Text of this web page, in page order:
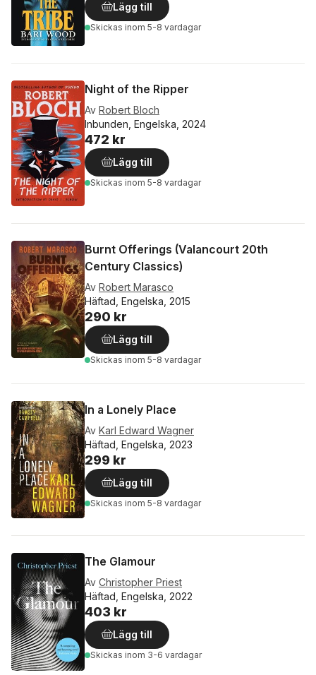
Lägg till
Skickas inom 5-8 vardagar
Night of the Ripper
Av Robert Bloch
Inbunden, Engelska, 2024
472 kr
Lägg till
Skickas inom 5-8 vardagar
Burnt Offerings (Valancourt 20th
Century Classics)
Av Robert Marasco
Häftad, Engelska, 2015
290 kr
Lägg till
Skickas inom 5-8 vardagar
In a Lonely Place
Av Karl Edward Wagner
Häftad, Engelska, 2023
299 kr
Lägg till
Skickas inom 5-8 vardagar
The Glamour
Av Christopher Priest
Häftad, Engelska, 2022
403 kr
Lägg till
Skickas inom 3-6 vardagar